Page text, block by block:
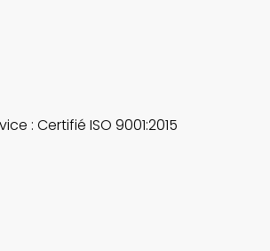
: Certifié ISO 9001:2015